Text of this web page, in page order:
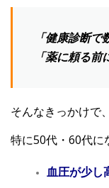
「健康診断で
「薬に頼る前
そんなきっかけで
特に50代・60代に
血圧が少し